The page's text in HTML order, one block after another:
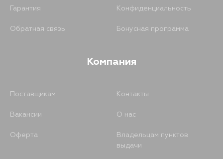
Гарантия Конфиденциальность
Обратная связь Бонусная программа
Компания
Поставщикам Контакты
Вакансии О нас
Оферта
Владельцам пунктов
выдачи